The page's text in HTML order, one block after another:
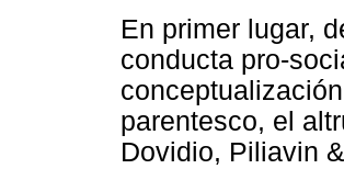
En primer lugar,
conducta pro-
parentesco, el
Dovidio, Piliavin